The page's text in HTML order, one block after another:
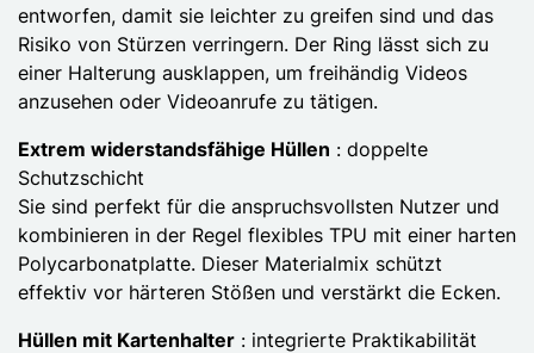
entworfen, damit sie leichter zu greifen sind und das
Risiko von Stürzen verringern. Der Ring lässt sich zu
einer Halterung ausklappen, um freihändig Videos
anzusehen oder Videoanrufe zu tätigen.
Extrem widerstandsfähige Hüllen : doppelte
Schutzschicht
Sie sind perfekt für die anspruchsvollsten Nutzer und
kombinieren in der Regel flexibles TPU mit einer harten
Polycarbonatplatte. Dieser Materialmix schützt
effektiv vor härteren Stößen und verstärkt die Ecken.
Hüllen mit Kartenhalter : integrierte Praktikabilität